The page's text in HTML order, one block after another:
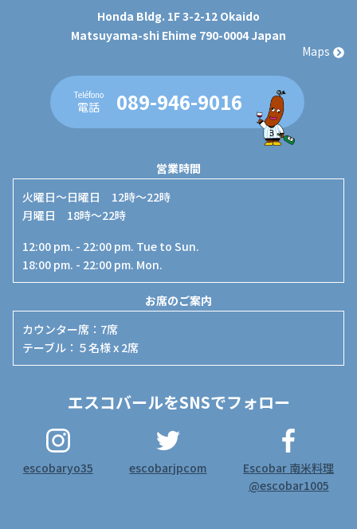
Honda Bldg. 1F 3-2-12 Okaido
Matsuyama-shi Ehime 790-0004 Japan
Maps
Teléfono
電話 089-946-9016
営業時間
火曜日〜日曜日 12時～22時
月曜日 18時～22時
12:00 pm. - 22:00 pm. Tue to Sun.
18:00 pm. - 22:00 pm. Mon.
お席のご案内
カウンター席 ： 7席
テーブル ： ５名様 x 2席
エスコバールをSNSでフォロー
escobaryo35 escobarjpcom
Escobar 南米料理
@escobar1005